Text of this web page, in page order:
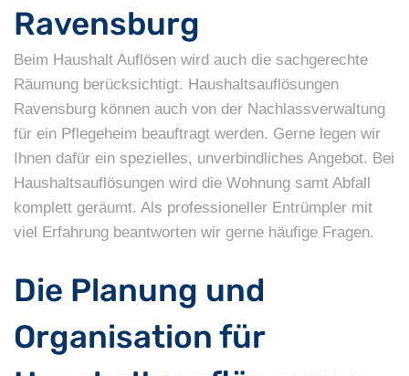
Ravensburg
Beim Haushalt Auflösen wird auch die sachgerechte
Räumung berücksichtigt. Haushaltsauflösungen
Ravensburg können auch von der Nachlassverwaltung
für ein Pflegeheim beauftragt werden. Gerne legen wir
Ihnen dafür ein spezielles, unverbindliches Angebot. Bei
Haushaltsauflösungen wird die Wohnung samt Abfall
komplett geräumt. Als professioneller Entrümpler mit
viel Erfahrung beantworten wir gerne häufige Fragen.
Die Planung und
Organisation für